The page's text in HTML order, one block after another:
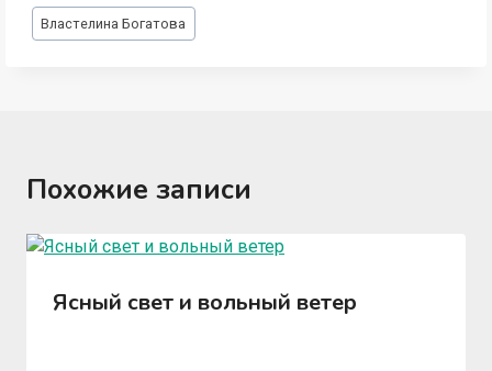
Метки
записи:
Властелина Богатова
Похожие записи
Ясный свет и вольный ветер